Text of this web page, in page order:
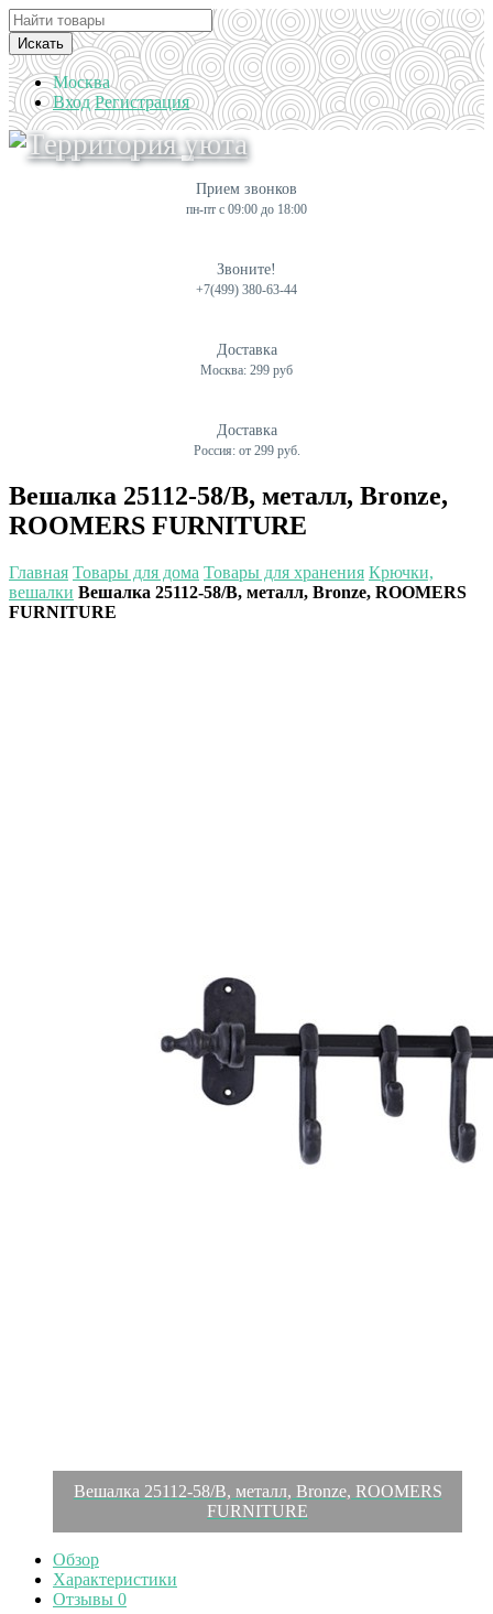
Искать
Москва
Вход Регистрация
Прием звонков
пн-пт с 09:00 до 18:00
Звоните!
+7(499) 380-63-44
Доставка
Москва: 299 руб
Доставка
Россия: от 299 руб.
Вешалка 25112-58/B, металл, Bronze,
ROOMERS FURNITURE
Главная Товары для дома Товары для хранения Крючки,
вешалки Вешалка 25112-58/B, металл, Bronze, ROOMERS
FURNITURE
Вешалка 25112-58/B, металл, Bronze, ROOMERS
FURNITURE
Обзор
Характеристики
Отзывы 0